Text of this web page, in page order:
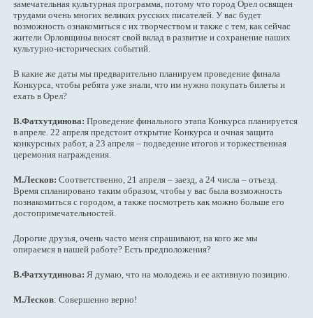
замечательная культурная программа, потому что город Орел освящен
трудами очень многих великих русских писателей. У вас будет
возможность ознакомиться с их творчеством и также с тем, как сейчас
жители Орловщины вносят свой вклад в развитие и сохранение наших
культурно-исторических событий.
В какие же даты мы предварительно планируем проведение финала
Конкурса, чтобы ребята уже знали, что им нужно покупать билеты и
ехать в Орел?
В.Фатхутдинова: Проведение финального этапа Конкурса планируется
в апреле. 22 апреля предстоит открытие Конкурса и очная защита
конкурсных работ, а 23 апреля – подведение итогов и торжественная
церемония награждения.
М.Лесков: Соответственно, 21 апреля – заезд, а 24 числа – отъезд.
Время спланировано таким образом, чтобы у вас была возможность
познакомиться с городом, а также посмотреть как можно больше его
достопримечательностей.
Дорогие друзья, очень часто меня спрашивают, на кого же мы
опираемся в нашей работе? Есть предположения?
В.Фатхутдинова: Я думаю, что на молодежь и ее активную позицию.
М.Лесков: Совершенно верно!